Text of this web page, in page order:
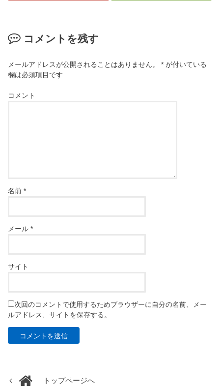
コメントを残す
メールアドレスが公開されることはありません。 * が付いている
欄は必須項目です
コメント
名前*
メール*
サイト
次回のコメントで使用するためブラウザーに自分の名前、メー
ルアドレス、サイトを保存する。
トップページへ